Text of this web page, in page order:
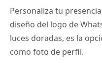
Personaliza tu
diseño del logo de
luces doradas, es la
como foto de perfil.